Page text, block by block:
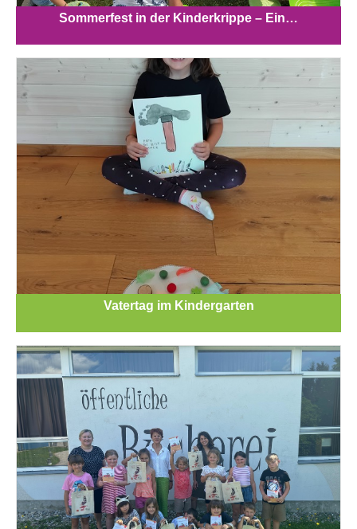
Sommerfest in der Kinderkrippe – Ein…
Vatertag im Kindergarten